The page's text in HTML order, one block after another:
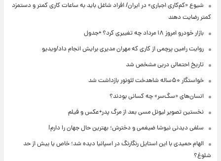
شیوع «کم‌کاری اجباری» در ایران/ افراد شاغل باید به ساعات کاری کمتر و دستمزد
کمتر رضایت دهند
بازار خودرو امروز ۱۸ مرداد چه تغییری کرد؟ +جدول
روایت رامین پرچمی از کاری که مهران مدیری برایش انجام داد/ویدیو
تاریخ احتمالی دربی مشخص شد
خواستگار ۵۰ساله شاهدخت لئونور بازداشت شد
انسان‌های «سگ‌سر» چه کسانی بودند؟
نخستین تصویر لیونل مسی بعد از مرگ پدر+عکس و فیلم
سلفی دیدنی نیوشا ضیغمی و دخترش؛ بهترین حال جهان را دارم!
الهام حمیدی با این استایل رنگارنگ در اسپانیا دیده شد؛ خاص یا بیش از حد
شلوغ؟